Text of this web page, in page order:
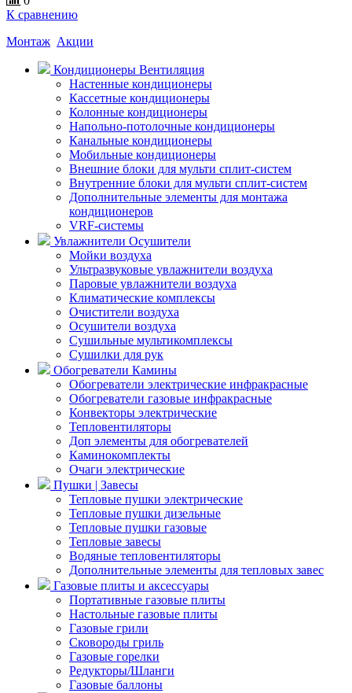
К сравнению
Монтаж Акции
Кондиционеры Вентиляция
Настенные кондиционеры
Кассетные кондиционеры
Колонные кондиционеры
Напольно-потолочные кондиционеры
Канальные кондиционеры
Мобильные кондиционеры
Внешние блоки для мульти сплит-систем
Внутренние блоки для мульти сплит-систем
Дополнительные элементы для монтажа
кондиционеров
VRF-системы
Увлажнители Осушители
Мойки воздуха
Ультразвуковые увлажнители воздуха
Паровые увлажнители воздуха
Климатические комплексы
Очистители воздуха
Осушители воздуха
Сушильные мультикомплексы
Сушилки для рук
Обогреватели Камины
Обогреватели электрические инфракрасные
Обогреватели газовые инфракрасные
Конвекторы электрические
Тепловентиляторы
Доп элементы для обогревателей
Каминокомплекты
Очаги электрические
Пушки | Завесы
Тепловые пушки электрические
Тепловые пушки дизельные
Тепловые пушки газовые
Тепловые завесы
Водяные тепловентиляторы
Дополнительные элементы для тепловых завес
Газовые плиты и аксессуары
Портативные газовые плиты
Настольные газовые плиты
Газовые грили
Сковороды гриль
Газовые горелки
Редукторы/Шланги
Газовые баллоны